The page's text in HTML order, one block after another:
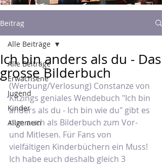
Beitrag
Alle Beiträge
Erwachsene
Jugend
Kinder
Allgemein
Alle Beiträge
Ich bin anders als du - Das
grosse Bilderbuch
(Werbung/Verlosung) Constanze von
Kitzings geniales Wendebuch "Ich bin
anders als du - Ich bin wie du" gibt es
nun auch als Bilderbuch zum Vor-
und Mitlesen. Für Fans von
vielfältigen Kinderbüchern ein Muss!
Ich habe euch deshalb gleich 3